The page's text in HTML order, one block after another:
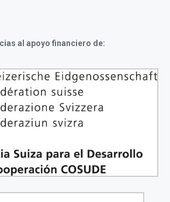
al apoyo financiero de: